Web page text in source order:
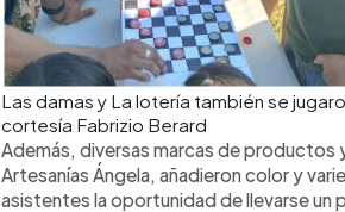
Las damas y La lotería también se
cortesía Fabrizio Berard
Además, diversas marcas de productos
Artesanías Ángela, añadieron color y
asistentes la oportunidad de llevarse un